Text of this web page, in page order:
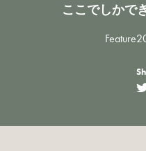
ここでしかで
Feature